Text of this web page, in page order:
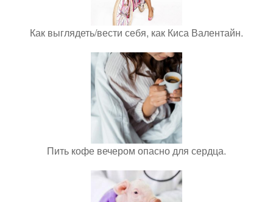
Как выглядеть/вести себя, как Киса Валентайн.
Пить кофе вечером опасно для сердца.